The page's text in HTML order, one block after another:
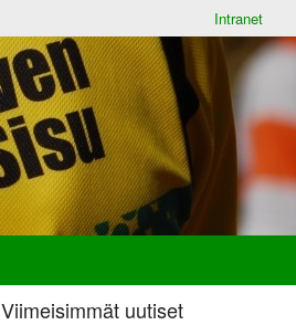
Intranet
Viimeisimmät uutiset